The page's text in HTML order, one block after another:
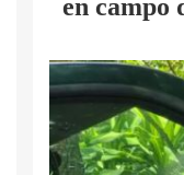
en campo